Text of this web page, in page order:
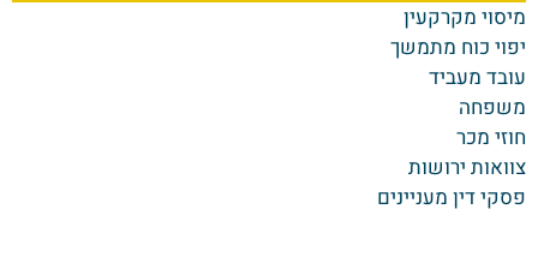
מיסוי מקרקעין
יפוי כוח מתמשך
עובד מעביד
משפחה
חוזי מכר
צוואות ירושות
פסקי דין מעניינים